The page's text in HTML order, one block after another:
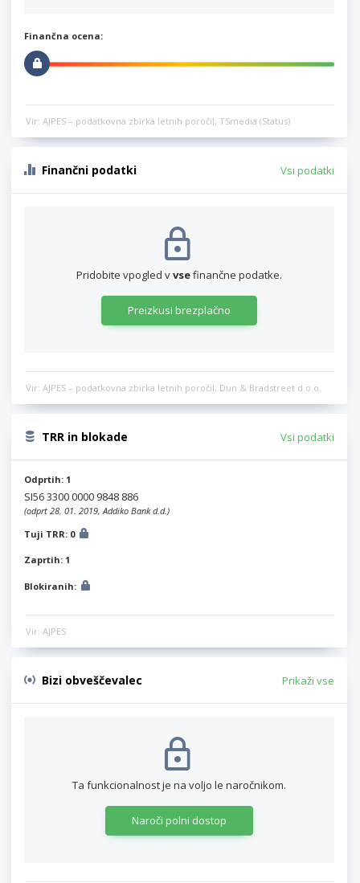
Finančna ocena:
Vir: AJPES – podatkovna zbirka letnih poročil, TSmedia (Status)
Finančni podatki Vsi podatki
Pridobite vpogled vvsefinančne podatke.
Preizkusi brezplačno
Vir: AJPES – podatkovna zbirka letnih poročil, Dun & Bradstreet d.o.o.
TRR in blokade Vsi podatki
Odprtih: 1
SI56 3300 0000 9848 886
(odprt 28. 01. 2019, Addiko Bank d.d.)
Tuji TRR: 0
Zaprtih: 1
Blokiranih:
Vir: AJPES
Bizi obveščevalec Prikaži vse
Ta funkcionalnost je na voljo le naročnikom.
Naroči polni dostop